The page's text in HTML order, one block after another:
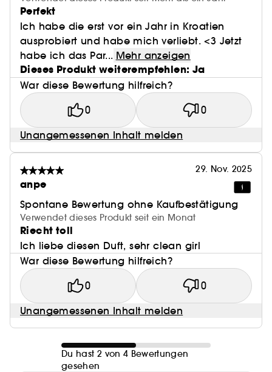
Perfekt
Ich habe die erst vor ein Jahr in Kroatien
ausprobiert und habe mich verliebt. <3 Jetzt
habe ich das Par... Mehr anzeigen
Dieses Produkt weiterempfehlen: Ja
War diese Bewertung hilfreich?
0 0
Unangemessenen Inhalt melden
29. Nov. 2025
anpe
Spontane Bewertung ohne Kaufbestätigung
Verwendet dieses Produkt seit ein Monat
Riecht toll
Ich liebe diesen Duft, sehr clean girl
War diese Bewertung hilfreich?
0 0
Unangemessenen Inhalt melden
Du hast 2 von 4 Bewertungen
gesehen